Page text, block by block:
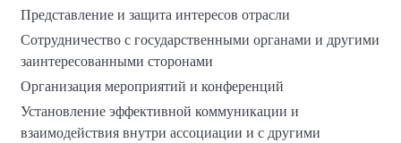
Представление и защита интересов отрасли
Сотрудничество с государственными органами и другими
заинтересованными сторонами
Организация мероприятий и конференций
Установление эффективной коммуникации и
взаимодействия внутри ассоциации и с другими